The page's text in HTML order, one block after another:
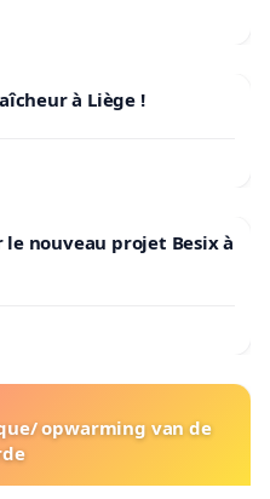
à Liège !
nouveau projet Besix à
opwarming van de